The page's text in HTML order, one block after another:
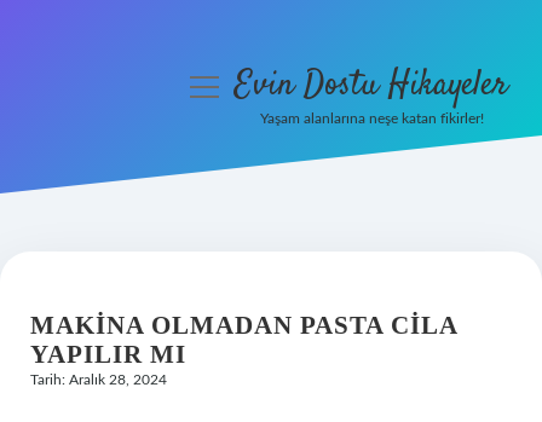
Hakkımızda
menüyüEvin Dostu Hikayeler
Yaşam alanlarına neşe katan fikirler!
MAKINA OLMADAN PASTA CILA
YAPILIR MI
Tarih: Aralık 28, 2024